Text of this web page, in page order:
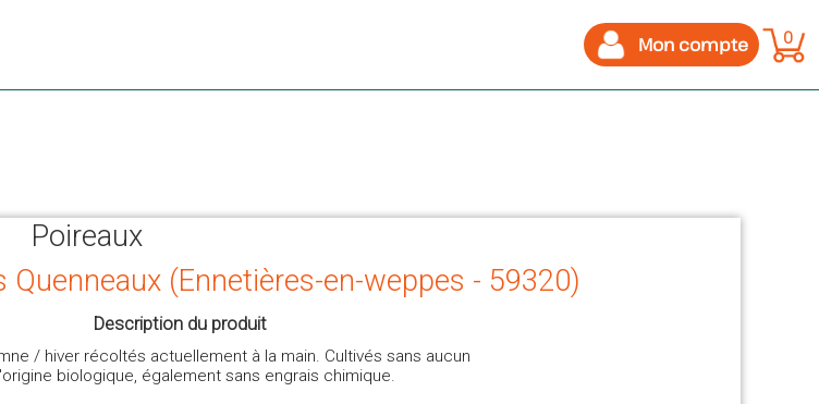
Mon compte 0
Poireaux
Quenneaux (Ennetières-en-weppes - 59320)
Description du produit
/ hiver récoltés actuellement à la main. Cultivés sans aucun
biologique, également sans engrais chimique.